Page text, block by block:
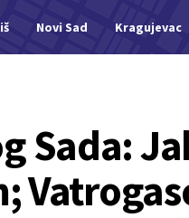
Novi Sad Kragujevac
Sada: